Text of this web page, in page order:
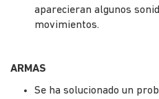
aparecieran algunos
movimientos.
ARMAS
Se ha solucionado un